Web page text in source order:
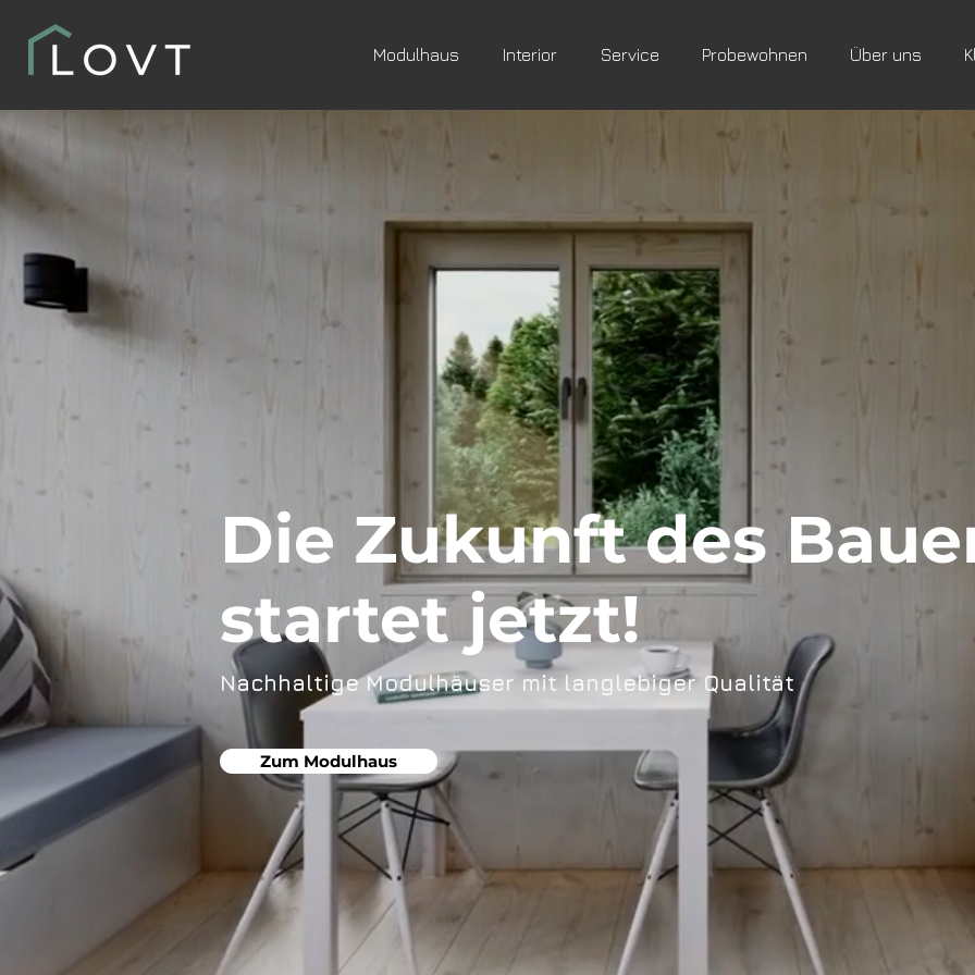
Modulhaus Interior Service Probewohnen Über uns
Die Zukunft des
startet jetzt!
Nachhaltige Modulhäuser mit langlebiger Qualität
Zum Modulhaus